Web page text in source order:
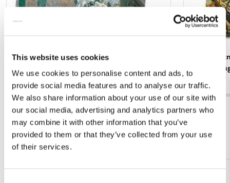
This website uses cookies
We use cookies to personalise content and ads, to
provide social media features and to analyse our traffic.
We also share information about your use of our site with
our social media, advertising and analytics partners who
may combine it with other information that you’ve
provided to them or that they’ve collected from your use
of their services.
Servetten: La Table bleue, Henri Le Sidaner,
Singer Laren
€ 3,99
Memo
Toorop,
€ 6,99
Bekijk alles van Singer, Laren
Meer van Back to School